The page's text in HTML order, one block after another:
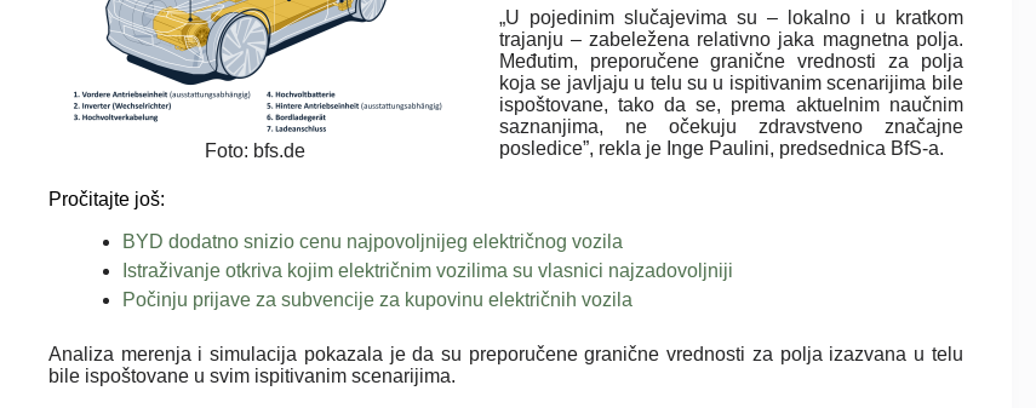
Foto: bfs.de
„U pojedinim slučajevima su – lokalno i u kratkom
trajanju – zabeležena relativno jaka magnetna polja.
Međutim, preporučene granične vrednosti za polja
koja se javljaju u telu su u ispitivanim scenarijima bile
ispoštovane, tako da se, prema aktuelnim naučnim
saznanjima, ne očekuju zdravstveno značajne
posledice”, rekla je Inge Paulini, predsednica BfS-a.
Pročitajte još:
BYD dodatno snizio cenu najpovoljnijeg električnog vozila
Istraživanje otkriva kojim električnim vozilima su vlasnici najzadovoljniji
Počinju prijave za subvencije za kupovinu električnih vozila
Analiza merenja i simulacija pokazala je da su preporučene granične vrednosti za polja izazvana u telu
bile ispoštovane u svim ispitivanim scenarijima.